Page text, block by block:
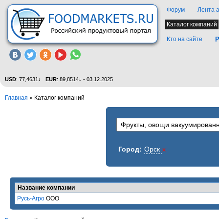
Форум Лента
Каталог компаний
Кто на сайте
USD: 77,4631↓ EUR: 89,8514↓ - 03.12.2025
Главная » Каталог компаний
Город: Орск x
Название компании
Русь-Агро ООО